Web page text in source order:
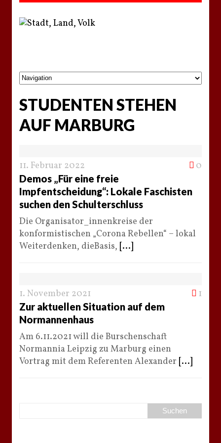
STUDENTEN STEHEN
AUF MARBURG
11. Februar 2022 0
Demos „Für eine freie
Impfentscheidung“: Lokale Faschisten
suchen den Schulterschluss
Die Organisator_innenkreise der
konformistischen „Corona Rebellen“ – lokal
Weiterdenken, dieBasis, [...]
1. November 2021 1
Zur aktuellen Situation auf dem
Normannenhaus
Am 6.11.2021 will die Burschenschaft
Normannia Leipzig zu Marburg einen
Vortrag mit dem Referenten Alexander [...]